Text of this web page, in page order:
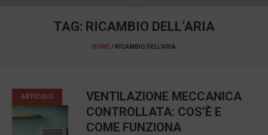
TAG: RICAMBIO DELL’ARIA
HOME/ RICAMBIO DELL’ARIA
ARTICOLO
VENTILAZIONE MECCANICA
CONTROLLATA: COS’È E
COME FUNZIONA